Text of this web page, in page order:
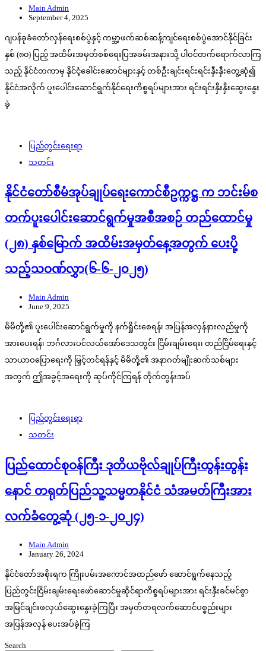
Main Admin
September 4, 2025
ဂျပန်ခုခံတော်လှန်ရေးစစ်ပွဲနှင့် ကမ္ဘာ့ဖက်ဆစ်ဆန့်ကျင်ရေးစစ်ပွဲအောင်နိုင်ခြင်း
နှစ် (၈၀) ပြည့် အထိမ်းအမှတ်စစ်ရေးပြအခမ်းအနားသို့ ပါဝင်တက်ရောက်လာကြ
သည့် နိုင်ငံတကာမှ နိုင်ငံ့ခေါင်းဆောင်များနှင့် တစ်ဦးချင်းရင်းရင်းနှီးနှီးတွေ့ဆုံ၍
နိုင်ငံအလိုက် ပူးပေါင်းဆောင်ရွက်နိုင်ရေးကိစ္စရပ်များအား ရင်းရင်းနှီးနှီးဆွေးနွေး
ခဲ့
ပြည်တွင်းရေးရာ
သတင်း
နိုင်ငံတော်စီမံအုပ်ချုပ်ရေးကောင်စီဥက္ကဋ္ဌ က ဘင်းမ်စ
တက်ပူးပေါင်းဆောင်ရွက်မှုအစီအစဉ် တည်ထောင်မှု
(၂၈) နှစ်မြောက် အထိမ်းအမှတ်နေ့အတွက် ပေးပို့
သည့်သဝဏ်လွှာ(၆-၆-၂၀၂၅)
Main Admin
June 9, 2025
မိမိတို့၏ ပူးပေါင်းဆောင်ရွက်မှုကို နက်ရှိုင်းစေရန်၊ အပြန်အလှန်နားလည်မှုကို
အားပေးရန်၊ ဘင်္ဂလားပင်လယ်အော်ဒေသတွင်း ငြိမ်းချမ်းရေး၊ တည်ငြိမ်ရေးနှင့်
သာယာဝပြောရေးကို မြှင့်တင်ရန်နှင့် မိမိတို့၏ အနာဂတ်မျိုးဆက်သစ်များ
အတွက် ဤအခွင့်အရေးကို ဆုပ်ကိုင်ကြရန် တိုက်တွန်းအပ်
ပြည်တွင်းရေးရာ
သတင်း
ပြည်ထောင်စုဝန်ကြီး ဒုတိယဗိုလ်ချုပ်ကြီးထွန်းထွန်း
နောင် တရုတ်ပြည်သူ့သမ္မတနိုင်ငံ သံအမတ်ကြီးအား
လက်ခံတွေ့ဆုံ (၂၅-၁-၂၀၂၄)
Main Admin
January 26, 2024
နိုင်ငံတော်အစိုးရက ကြိုးပမ်းအကောင်အထည်ဖော် ဆောင်ရွက်နေသည့်
ပြည်တွင်းငြိမ်းချမ်းရေးဖော်ဆောင်မှုဆိုင်ရာကိစ္စရပ်များအား ရင်းနှီးခင်မင်စွာ
အမြင်ချင်းဖလှယ်ဆွေးနွေးခဲ့ကြပြီး အမှတ်တရလက်ဆောင်ပစ္စည်းများ
အပြန်အလှန် ပေးအပ်ခဲ့ကြ
Search